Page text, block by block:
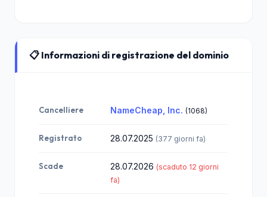
📋 Informazioni di registrazione del dominio
Cancelliere NameCheap, Inc. (1068)
Registrato 28.07.2025 (377 giorni fa)
Scade 28.07.2026 (scaduto 12 giorni
fa)